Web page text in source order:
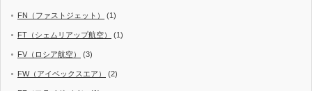
FN（ファストジェット） (1)
FT（シェムリアップ航空） (1)
FV（ロシア航空） (3)
FW（アイベックスエア） (2)